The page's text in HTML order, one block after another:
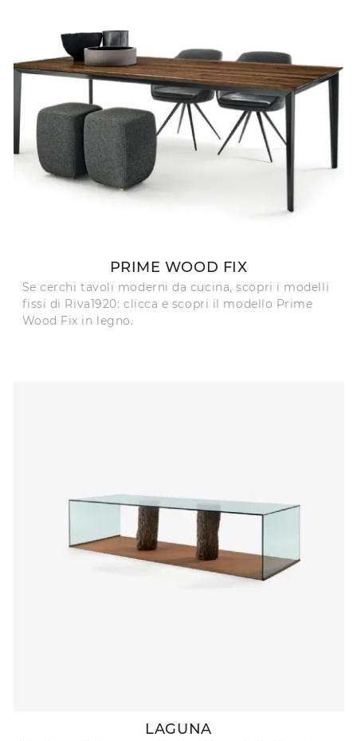
PRIME WOOD FIX
Se cerchi tavoli moderni da cucina, scopri i modelli
fissi di Riva1920: clicca e scopri il modello Prime
Wood Fix in legno.
LAGUNA